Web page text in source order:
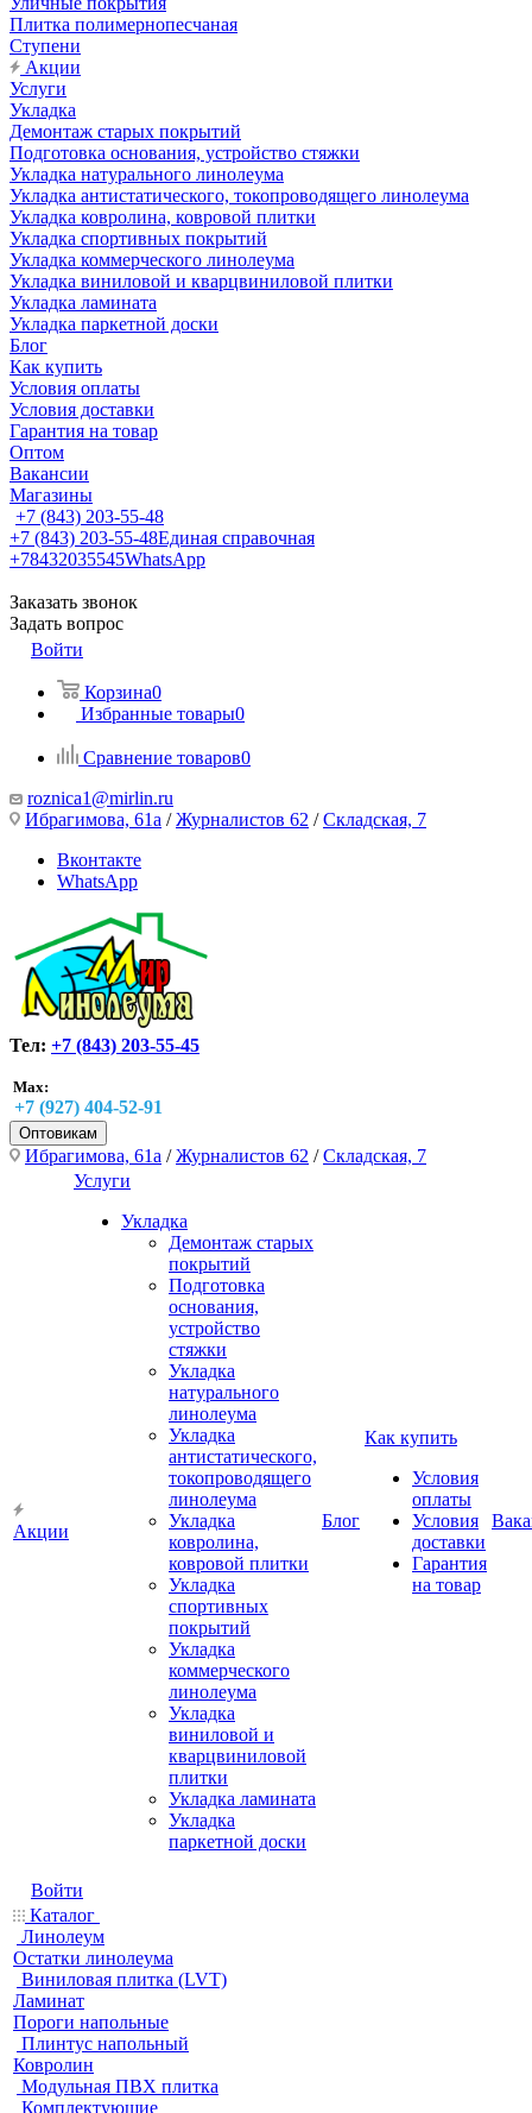
Плитка полимернопесчаная
Ступени
Акции
Услуги
Укладка
Демонтаж старых покрытий
Подготовка основания, устройство стяжки
Укладка натурального линолеума
Укладка антистатического, токопроводящего линолеума
Укладка ковролина, ковровой плитки
Укладка спортивных покрытий
Укладка коммерческого линолеума
Укладка виниловой и кварцвиниловой плитки
Укладка ламината
Укладка паркетной доски
Блог
Как купить
Условия оплаты
Условия доставки
Гарантия на товар
Оптом
Вакансии
Магазины
+7 (843) 203-55-48
+7 (843) 203-55-48Единая справочная
+78432035545WhatsApp
Заказать звонок
Задать вопрос
Войти
Корзина0
Избранные товары0
Сравнение товаров0
roznica1@mirlin.ru
Ибрагимова, 61а /Журналистов 62 /Складская, 7
Вконтакте
WhatsApp
Тел: +7 (843) 203-55-45
Max:
+7 (927) 404-52-91
Оптовикам
Ибрагимова, 61а /Журналистов 62 /Складская, 7
Акции
Услуги
Укладка
Демонтаж старых
покрытий
Подготовка
основания,
устройство
стяжки
Укладка
натурального
линолеума
Укладка
антистатического,
токопроводящего
линолеума
Укладка
ковролина,
ковровой плитки
Укладка
спортивных
покрытий
Укладка
коммерческого
линолеума
Укладка
виниловой и
кварцвиниловой
плитки
Укладка ламината
Укладка
паркетной доски
Блог
Как купить
Условия
оплаты
Условия
доставки
Гарантия
на товар
Войти
Каталог
Линолеум
Остатки линолеума
Виниловая плитка (LVT)
Ламинат
Пороги напольные
Плинтус напольный
Ковролин
Модульная ПВХ плитка
Комплектующие